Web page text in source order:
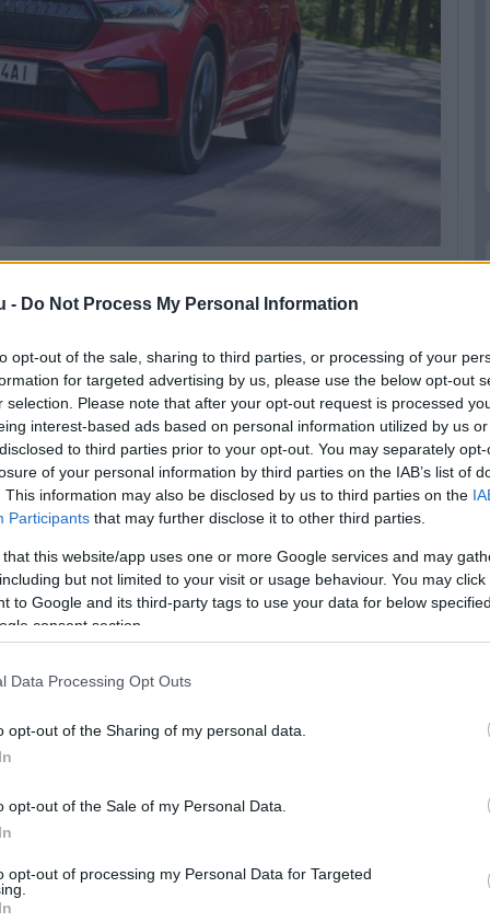
- Do Not Process My Personal Information
opt-out of the sale, sharing to third parties, or processing of your
for targeted advertising by us, please use the below opt-out
selection. Please note that after your opt-out request is processed
interest-based ads based on personal information utilized by us
to third parties prior to your opt-out. You may separately
of your personal information by third parties on the IAB’s list of
This information may also be disclosed by us to third parties on the
Participants that may further disclose it to other third parties.
that this website/app uses one or more Google services and may
but not limited to your visit or usage behaviour. You may
to Google and its third-party tags to use your data for below
consent section.
Data Processing Opt Outs
opt-out of the Sharing of my personal data.
opt-out of the Sale of my Personal Data.
opt-out of processing my Personal Data for Targeted
mint a dízel- és a benzinüzeműek
az elektromos autók nagyfeszültségű
során nem jelent semmiféle áramütés-
érzékelőrendszerrel ellátott,
s minden elektromos alkatrész olyan
esőben vagy árvízben sem léphet fel
csakis azután indulhat el, hogy az
csatlakozást érzékel a jármű és a
megszakad az akkumulátor felé folyó áram.
ki, hogy az elektromos járművek esetében
motorral szerelt modellekben. Az
adódóan nincs gyúlékony üzemanyag,
vagy egy égő elektromos jármű
csaknem lehetetlennek tartják a
akkumulátor
ütközésbiztos módon az autó aljában
Töréstesztek igazolják, hogy
jól teljesítenek baleset során, mint a